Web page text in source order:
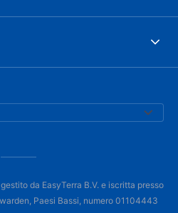
da EasyTerra B.V. e iscritta presso
Paesi Bassi, numero 01104443